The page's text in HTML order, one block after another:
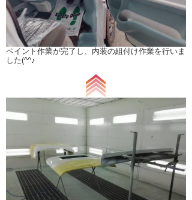
ペイント作業が完了し、内装の組付け作業を行いま
した(^^♪